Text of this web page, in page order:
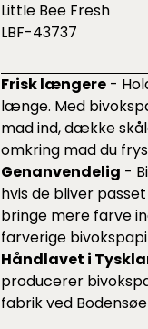
Little Bee Fresh
LBF-43737
Frisk længere-
længe. Med
mad ind, dække
omkring mad du
Genanvendelig -
hvis de bliver
bringe mere farve
farverige
Håndlavet i
producerer
fabrik ved